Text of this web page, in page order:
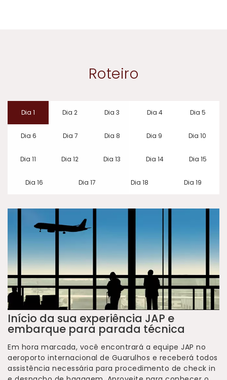
Roteiro
Dia 1 Dia 2 Dia 3 Dia 4 Dia 5
Dia 6 Dia 7 Dia 8 Dia 9 Dia 10
Dia 11 Dia 12 Dia 13 Dia 14 Dia 15
Dia 16 Dia 17 Dia 18 Dia 19
Início da sua experiência JAP e
embarque para parada técnica
Em hora marcada, você encontrará a equipe JAP no
aeroporto internacional de Guarulhos e receberá todos
assistência necessária para procedimento de check in